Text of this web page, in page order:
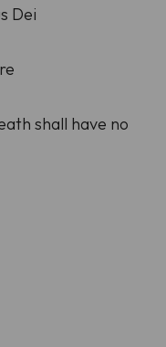
Dei
shall have no